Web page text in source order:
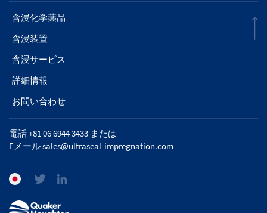
含浸化学薬品
含浸装置
含浸サービス
詳細情報
お問い合わせ
電話 +81 06 6944 3433 または
Eメールsales@ultraseal-impregnation.com